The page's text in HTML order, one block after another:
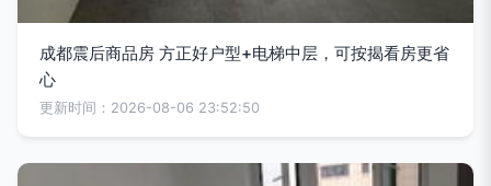
成都震后商品房 方正好户型+电梯中层，可按揭看房更省
心
更新时间：2026-08-06 23:52:50